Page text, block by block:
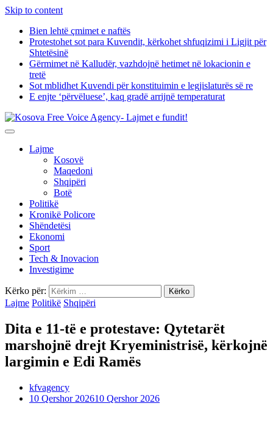
Skip to content
Bien lehtë çmimet e naftës
Protestohet sot para Kuvendit, kërkohet shfuqizimi i Ligjit për
Shtetësinë
Gërmimet në Kalludër, vazhdojnë hetimet në lokacionin e
tretë
Sot mblidhet Kuvendi për konstituimin e legjislaturës së re
E enjte ‘përvëluese’, kaq gradë arrijnë temperaturat
Lajme
Kosovë
Maqedoni
Shqipëri
Botë
Politikë
Kronikë Policore
Shëndetësi
Ekonomi
Sport
Tech & Inovacion
Investigime
Kërko për:
Lajme Politikë Shqipëri
Dita e 11-të e protestave: Qytetarët
marshojnë drejt Kryeministrisë, kërkojnë
largimin e Edi Ramës
kfvagency
10 Qershor 202610 Qershor 2026